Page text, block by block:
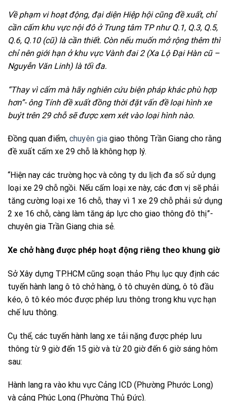
Về phạm vi hoạt động, đại diện Hiệp hội cũng đề xuất, chỉ
cần cấm khu vực nội đô ở Trung tâm TP như Q.1, Q.3, Q.5,
Q.6, Q.10 (cũ) là cần thiết. Còn nếu muốn mở rộng thêm thì
chỉ nên giới hạn ở khu vực Vành đai 2 (Xa Lộ Đại Hàn cũ –
Nguyễn Văn Linh) là tối đa.
“Thay vì cấm mà hãy nghiên cứu biện pháp khác phù hợp
hơn”- ông Tính đề xuất đồng thời đặt vấn đề loại hình xe
buýt trên 29 chỗ sẽ được xem xét vào loại hình nào.
Đồng quan điểm, chuyên gia giao thông Trần Giang cho rằng
đề xuất cấm xe 29 chỗ là không hợp lý.
“Hiện nay các trường học và công ty du lịch đa số sử dụng
loại xe 29 chỗ ngồi. Nếu cấm loại xe này, các đơn vị sẽ phải
tăng cường loại xe 16 chỗ, thay vì 1 xe 29 chỗ phải sử dụng
2 xe 16 chỗ, càng làm tăng áp lực cho giao thông đô thị”-
chuyên gia Trần Giang chia sẻ.
Xe chở hàng được phép hoạt động riêng theo khung giờ
Sở Xây dựng TP.HCM cũng soạn thảo Phụ lục quy định các
tuyến hành lang ô tô chở hàng, ô tô chuyên dùng, ô tô đầu
kéo, ô tô kéo móc được phép lưu thông trong khu vực hạn
chế lưu thông.
Cụ thể, các tuyến hành lang xe tải nặng được phép lưu
thông từ 9 giờ đến 15 giờ và từ 20 giờ đến 6 giờ sáng hôm
sau:
Hành lang ra vào khu vực Cảng ICD (Phường Phước Long)
và cảng Phúc Long (Phường Thủ Đức).